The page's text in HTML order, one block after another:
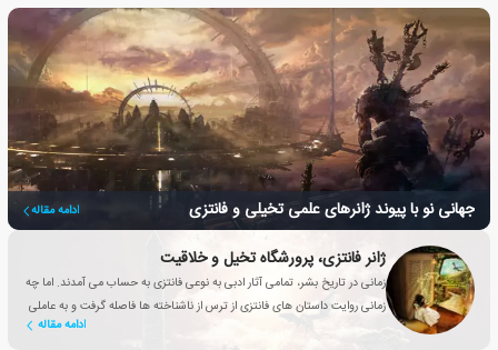
جهانی نو با پیوند ژانرهای علمی تخیلی و فانتزی ادامه مقاله
ژانر فانتزی، پرورشگاه تخیل و خلاقیت
زمانی در تاریخ بشر، تمامی آثار ادبی به نوعی فانتزی به حساب می آمدند. اما چه
زمانی روایت داستان های فانتزی از ترس از ناشناخته ها فاصله گرفت و به عاملی
ادامه مقاله